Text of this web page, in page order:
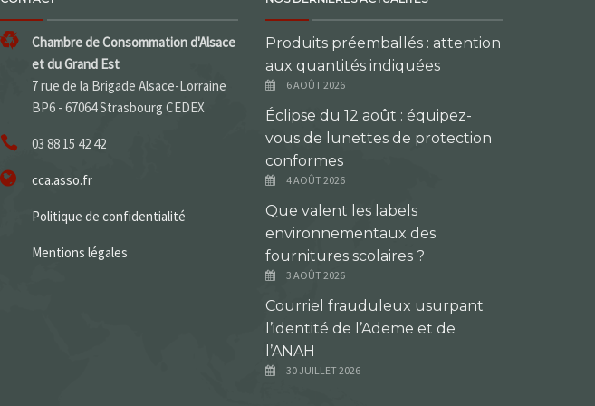
Chambre de Consommation d'Alsace
et du Grand Est
7 rue de la Brigade Alsace-Lorraine
BP6 - 67064 Strasbourg CEDEX
03 88 15 42 42
cca.asso.fr
Politique de confidentialité
Mentions légales
Produits préemballés : attention
aux quantités indiquées
6 AOÛT 2026
Éclipse du 12 août : équipez-
vous de lunettes de protection
conformes
4 AOÛT 2026
Que valent les labels
environnementaux des
fournitures scolaires ?
3 AOÛT 2026
Courriel frauduleux usurpant
l’identité de l’Ademe et de
l’ANAH
30 JUILLET 2026